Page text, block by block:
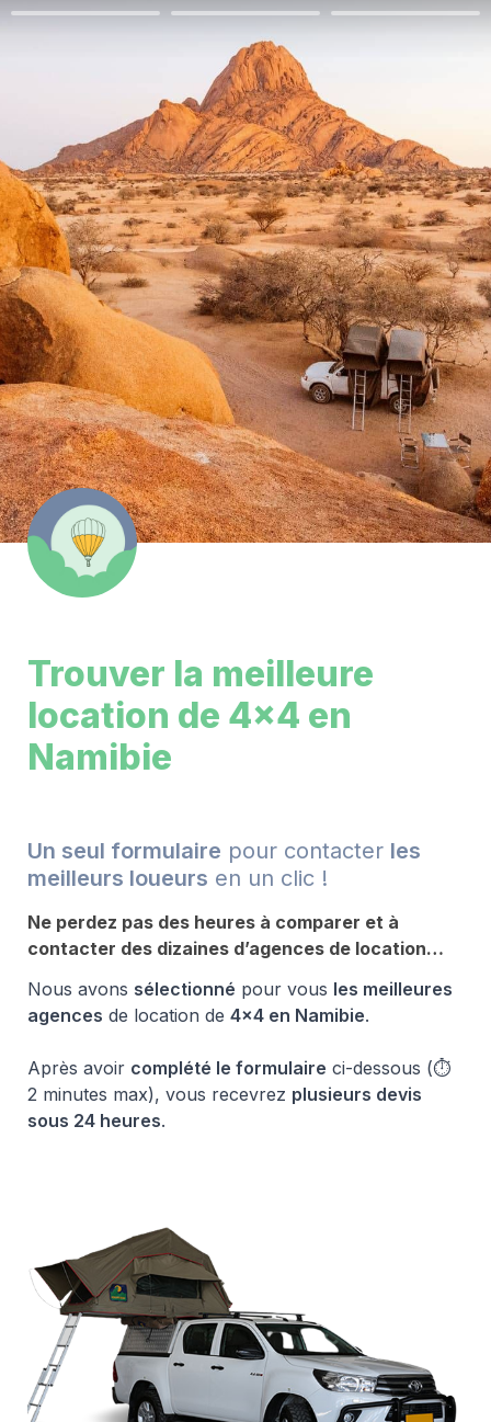
Trouver la meilleure
location de 4x4 en
Namibie
Un seul formulaire pour contacter les
meilleurs loueurs en un clic !
Ne perdez pas des heures à comparer et à
contacter des dizaines d’agences de location…
Nous avons sélectionné pour vous les meilleures
agences de location de 4×4 en Namibie.
Après avoir complété le formulaire ci-dessous (⏱️
2 minutes max), vous recevrez plusieurs devis
sous 24 heures.